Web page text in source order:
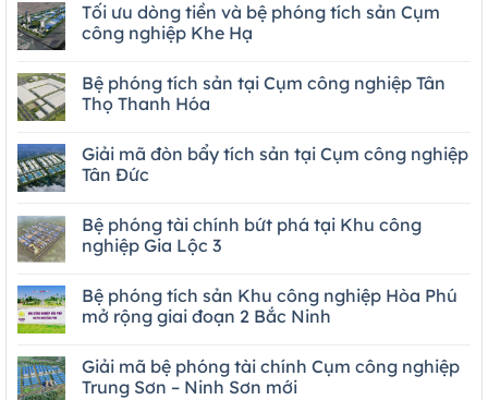
Tối ưu dòng tiền và bệ phóng tích sản Cụm
công nghiệp Khe Hạ
Bệ phóng tích sản tại Cụm công nghiệp Tân
Thọ Thanh Hóa
Giải mã đòn bẩy tích sản tại Cụm công nghiệp
Tân Đức
Bệ phóng tài chính bứt phá tại Khu công
nghiệp Gia Lộc 3
Bệ phóng tích sản Khu công nghiệp Hòa Phú
mở rộng giai đoạn 2 Bắc Ninh
Giải mã bệ phóng tài chính Cụm công nghiệp
Trung Sơn – Ninh Sơn mới